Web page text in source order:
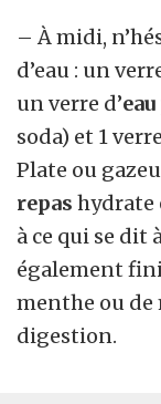
– À midi,
d’eau : un
un verre d’
soda) et 1
Plate ou
repas hydrate
à ce qui se dit
également
menthe ou de
digestion.